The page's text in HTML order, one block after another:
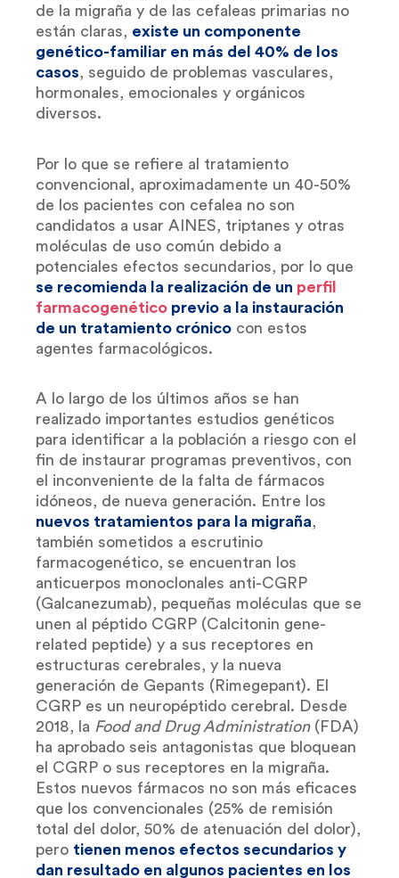
de la migraña y de las cefaleas primarias no
están claras, existe un componente
genético-familiar en más del 40% de los
casos, seguido de problemas vasculares,
hormonales, emocionales y orgánicos
diversos.
Por lo que se refiere al tratamiento
convencional, aproximadamente un 40-50%
de los pacientes con cefalea no son
candidatos a usar AINES, triptanes y otras
moléculas de uso común debido a
potenciales efectos secundarios, por lo que
se recomienda la realización de un perfil
farmacogenético previo a la instauración
de un tratamiento crónico con estos
agentes farmacológicos.
A lo largo de los últimos años se han
realizado importantes estudios genéticos
para identificar a la población a riesgo con el
fin de instaurar programas preventivos, con
el inconveniente de la falta de fármacos
idóneos, de nueva generación. Entre los
nuevos tratamientos para la migraña,
también sometidos a escrutinio
farmacogenético, se encuentran los
anticuerpos monoclonales anti-CGRP
(Galcanezumab), pequeñas moléculas que se
unen al péptido CGRP (Calcitonin gene-
related peptide) y a sus receptores en
estructuras cerebrales, y la nueva
generación de Gepants (Rimegepant). El
CGRP es un neuropéptido cerebral. Desde
2018, la Food and Drug Administration(FDA)
ha aprobado seis antagonistas que bloquean
el CGRP o sus receptores en la migraña.
Estos nuevos fármacos no son más eficaces
que los convencionales (25% de remisión
total del dolor, 50% de atenuación del dolor),
pero tienen menos efectos secundarios y
dan resultado en algunos pacientes en los